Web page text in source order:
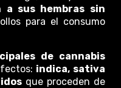
sus hembras sin
para el consumo
de cannabis
indica, sativa
que proceden de